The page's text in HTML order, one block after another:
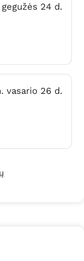
24 d.
vasario 26 d.